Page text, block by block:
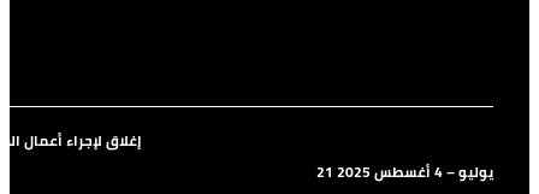
إغلاق لإجراء أعمال
21 يوليو – 4 أغسطس 2025